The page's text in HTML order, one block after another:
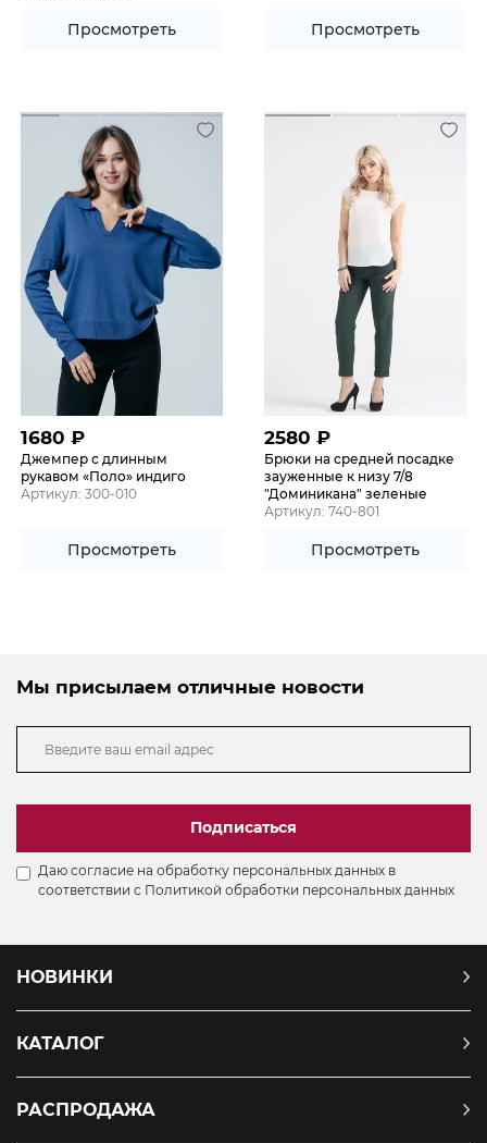
Просмотреть Просмотреть
1680 ₽
Джемпер с длинным
рукавом «Поло» индиго
Артикул: 300-010
Просмотреть
2580 ₽
Брюки на средней посадке
зауженные к низу 7/8
"Доминикана" зеленые
Артикул: 740-801
Просмотреть
Мы присылаем отличные новости
Подписаться
Даю согласие на обработку персональных данных в
соответствии с Политикой обработки персональных данных
НОВИНКИ
КАТАЛОГ
РАСПРОДАЖА